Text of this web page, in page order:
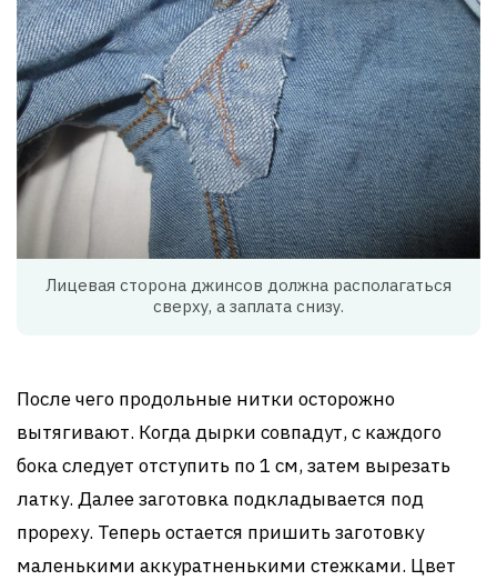
Лицевая сторона джинсов должна располагаться
сверху, а заплата снизу.
После чего продольные нитки осторожно
вытягивают. Когда дырки совпадут, с каждого
бока следует отступить по 1 см, затем вырезать
латку. Далее заготовка подкладывается под
прореху. Теперь остается пришить заготовку
маленькими аккуратненькими стежками. Цвет